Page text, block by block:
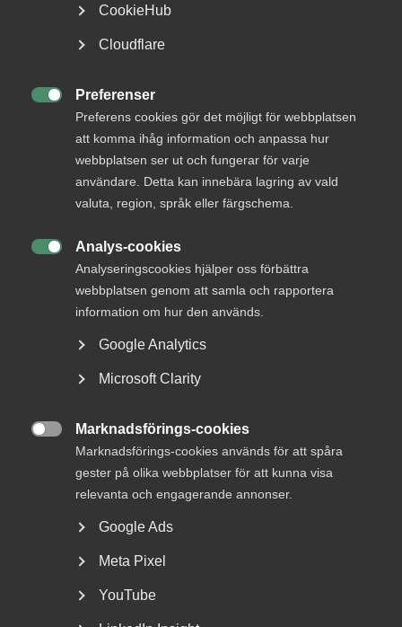
CookieHub
Cloudflare
Preferenser
Preferens cookies gör det möjligt för webbplatsen
att komma ihåg information och anpassa hur
webbplatsen ser ut och fungerar för varje
användare. Detta kan innebära lagring av vald
valuta, region, språk eller färgschema.
Analys-cookies
Analyseringscookies hjälper oss förbättra
webbplatsen genom att samla och rapportera
information om hur den används.
Google Analytics
Microsoft Clarity
Marknadsförings-cookies
Marknadsförings-cookies används för att spåra
gester på olika webbplatser för att kunna visa
relevanta och engagerande annonser.
Google Ads
Meta Pixel
YouTube
Cookie-inställningar
Bli medlem
MER OM AVTALSRÖRELSE
Debattartiklar
8 januari Pressmeddelanden
Revisions- och konsult­avtalen
avslutar Almegas avtalsrörelse